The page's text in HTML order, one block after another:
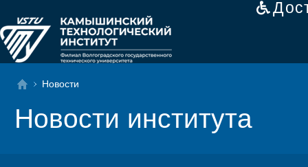
Новости
Новости института